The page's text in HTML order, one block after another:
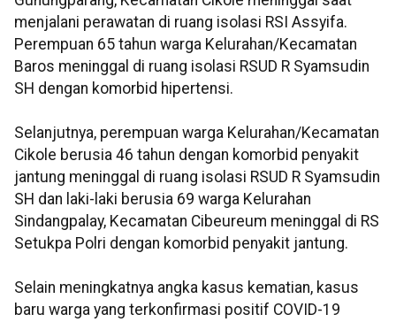
menjalani perawatan di ruang isolasi RSI Assyifa.
Perempuan 65 tahun warga Kelurahan/Kecamatan
Baros meninggal di ruang isolasi RSUD R Syamsudin
SH dengan komorbid hipertensi.
Selanjutnya, perempuan warga Kelurahan/Kecamatan
Cikole berusia 46 tahun dengan komorbid penyakit
jantung meninggal di ruang isolasi RSUD R Syamsudin
SH dan laki-laki berusia 69 warga Kelurahan
Sindangpalay, Kecamatan Cibeureum meninggal di RS
Setukpa Polri dengan komorbid penyakit jantung.
Selain meningkatnya angka kasus kematian, kasus
baru warga yang terkonfirmasi positif COVID-19